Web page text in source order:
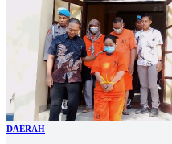
DAERAH